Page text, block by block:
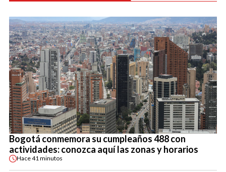
Bogotá conmemora su cumpleaños 488 con
actividades: conozca aquí las zonas y horarios
Hace41 minutos